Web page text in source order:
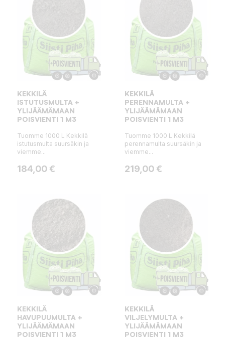
KEKKILÄ
ISTUTUSMULTA +
YLIJÄÄMÄMAAN
POISVIENTI 1 M3
Tuomme 1000 L Kekkilä
istutusmulta suursäkin ja
viemme...
Hinta
184,00 €
KEKKILÄ
PERENNAMULTA +
YLIJÄÄMÄMAAN
POISVIENTI 1 M3
Tuomme 1000 L Kekkilä
perennamulta suursäkin ja
viemme...
Hinta
219,00 €
KEKKILÄ
HAVUPUUMULTA +
YLIJÄÄMÄMAAN
POISVIENTI 1 M3
KEKKILÄ
VILJELYMULTA +
YLIJÄÄMÄMAAN
POISVIENTI 1 M3